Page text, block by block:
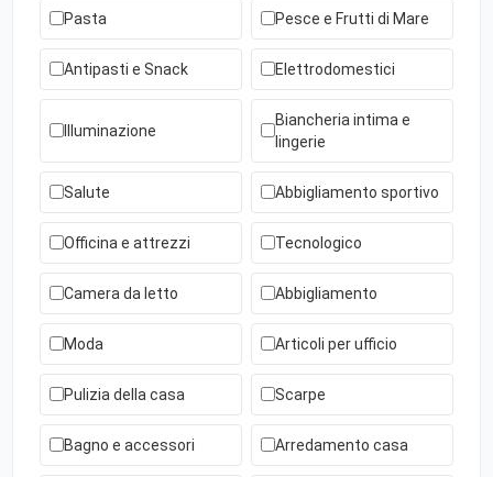
Pasta Pesce e Frutti di Mare
Antipasti e Snack Elettrodomestici
Illuminazione
Biancheria intima e
lingerie
Salute Abbigliamento sportivo
Officina e attrezzi Tecnologico
Camera da letto Abbigliamento
Moda Articoli per ufficio
Pulizia della casa Scarpe
Bagno e accessori Arredamento casa